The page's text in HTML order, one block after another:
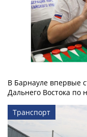
В Барнауле впервые
Дальнего Востока по
Транспорт